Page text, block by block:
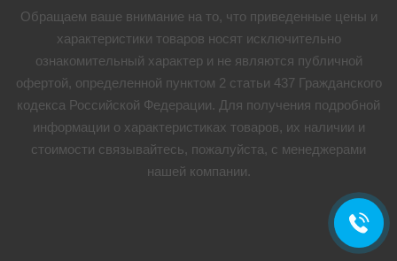
Обращаем ваше внимание на то, что приведенные цены и
характеристики товaров носят исключительно
ознакомительный характер и не являются публичной
офертой, определенной пунктом 2 статьи 437 Гражданского
кодекса Российской Федерации. Для получения подробной
информации о характеристиках товaров, их наличии и
стоимости связывайтесь, пожалуйста, с менеджерами
нашей компании.